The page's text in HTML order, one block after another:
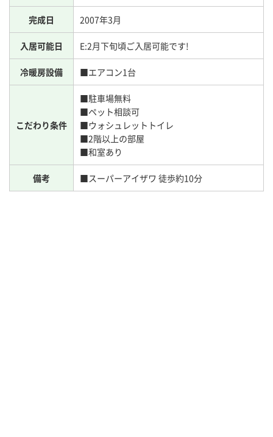
完成日 2007年3月
入居可能日 E:2月下旬頃ご入居可能です!
冷暖房設備 ■エアコン1台
こだわり条件
■駐車場無料
■ペット相談可
■ウォシュレットトイレ
■2階以上の部屋
■和室あり
備考 ■スーパーアイザワ 徒歩約10分